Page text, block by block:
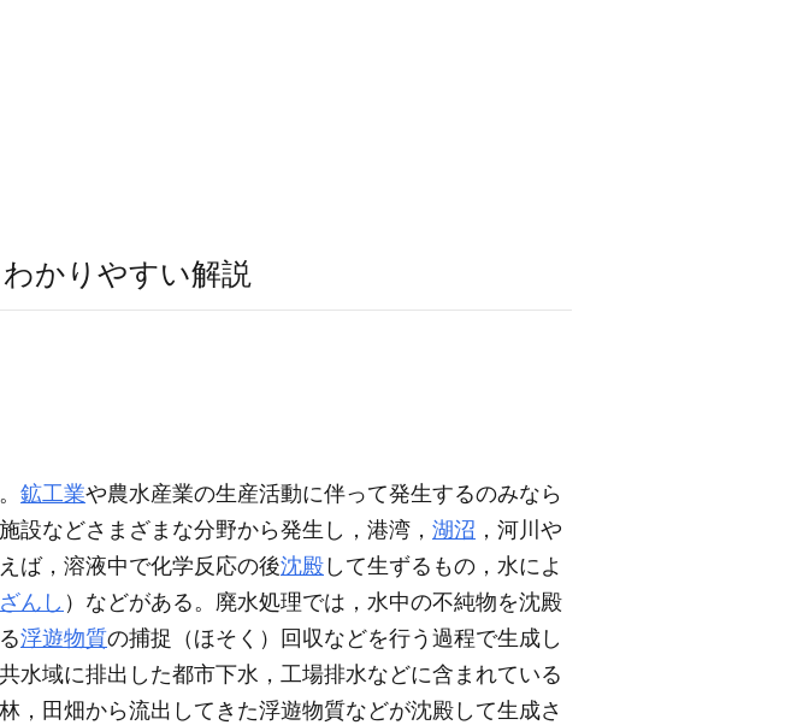
かりやすい解説
鉱工業や農水産業の生産活動に伴って発生するのみなら
設などさまざまな分野から発生し，港湾， 湖沼 ，河川や
ば，溶液中で化学反応の後沈殿 して生ずるもの，水によ
ざんし ）などがある。廃水処理では，水中の不純物を沈殿
浮遊物質の捕捉（ほそく）回収などを行う過程で生成し
水域に排出した都市下水，工場排水などに含まれている
，田畑から流出してきた浮遊物質などが沈殿して生成さ